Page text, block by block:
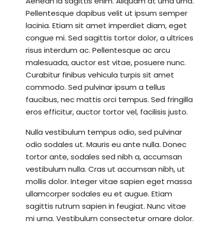
Pellentesque dapibus velit ut ipsum semper
lacinia. Etiam sit amet imperdiet diam, eget
congue mi. Sed sagittis tortor dolor, a ultrices
risus interdum ac. Pellentesque ac arcu
malesuada, auctor est vitae, posuere nunc.
Curabitur finibus vehicula turpis sit amet
commodo. Sed pulvinar ipsum a tellus
faucibus, nec mattis orci tempus. Sed fringilla
eros efficitur, auctor tortor vel, facilisis justo.
Nulla vestibulum tempus odio, sed pulvinar
odio sodales ut. Mauris eu ante nulla. Donec
tortor ante, sodales sed nibh a, accumsan
vestibulum nulla. Cras ut accumsan nibh, ut
mollis dolor. Integer vitae sapien eget massa
ullamcorper sodales eu et augue. Etiam
sagittis rutrum sapien in feugiat. Nunc vitae
mi urna. Vestibulum consectetur ornare dolor.